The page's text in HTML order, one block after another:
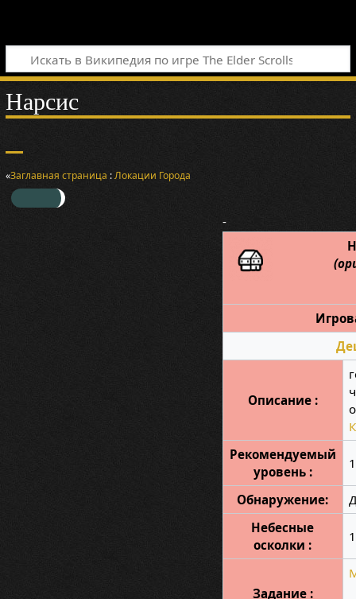
Нарсис
«Заглавная страница :Локации Города
-
Описание :
Рекомендуемый
уровень :
Обнаружение:
Небесные
осколки :
1
Задание :